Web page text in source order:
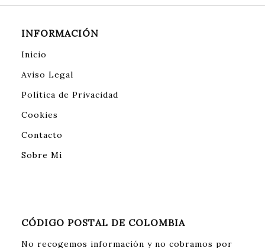
INFORMACIÓN
Inicio
Aviso Legal
Política de Privacidad
Cookies
Contacto
Sobre Mi
CÓDIGO POSTAL DE COLOMBIA
No recogemos información y no cobramos por